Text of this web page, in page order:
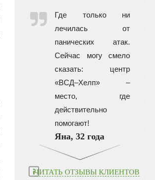
Где только ни
лечилась от
панических атак.
Сейчас могу смело
сказать: центр
«ВСД–Хелп» –
место, где
действительно
помогают!
Яна, 32 года
ЧИТАТЬ ОТЗЫВЫ КЛИЕНТОВ